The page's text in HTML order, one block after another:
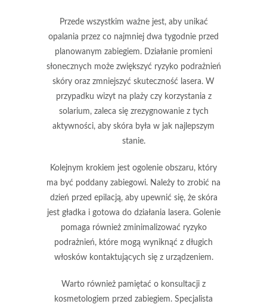
Przede wszystkim ważne jest, aby unikać
opalania przez co najmniej dwa tygodnie przed
planowanym zabiegiem. Działanie promieni
słonecznych może zwiększyć ryzyko podrażnień
skóry oraz zmniejszyć skuteczność lasera. W
przypadku wizyt na plaży czy korzystania z
solarium, zaleca się zrezygnowanie z tych
aktywności, aby skóra była w jak najlepszym
stanie.
Kolejnym krokiem jest ogolenie obszaru, który
ma być poddany zabiegowi. Należy to zrobić na
dzień przed epilacją, aby upewnić się, że skóra
jest gładka i gotowa do działania lasera. Golenie
pomaga również zminimalizować ryzyko
podrażnień, które mogą wyniknąć z długich
włosków kontaktujących się z urządzeniem.
Warto również pamiętać o konsultacji z
kosmetologiem przed zabiegiem. Specjalista